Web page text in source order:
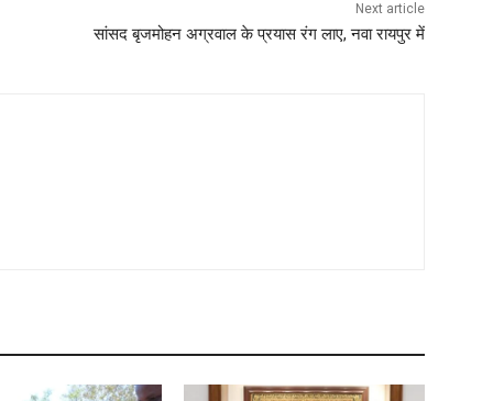
Next article
सांसद बृजमोहन अग्रवाल के प्रयास रंग लाए, नवा रायपुर में